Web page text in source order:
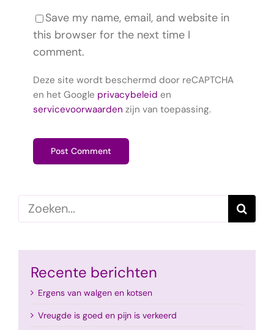
Save my name, email, and website in
this browser for the next time I
comment.
Deze site wordt beschermd door reCAPTCHA
en het Google privacybeleid en
servicevoorwaarden zijn van toepassing.
Zoeken
naar:
Recente berichten
Ergens van walgen en kotsen
Vreugde is goed en pijn is verkeerd